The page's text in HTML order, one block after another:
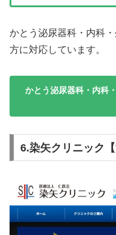
かとう泌尿器科・内科
方に対応しています。
かとう泌尿器科・内科
6.染矢クリニック